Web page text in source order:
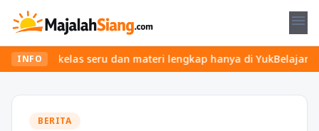
menu
INFO
kelas seru dan materi lengkap hanya di YukBelajar.com.
BERITA